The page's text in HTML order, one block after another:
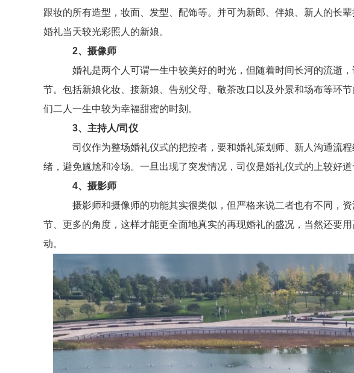
跟妆的所有造型，妆面、发型、配饰等。并可为新郎、伴娘、新人的长
婚礼当天较光彩照人的新娘。
2、摄像师
婚礼是两个人可谓一生中较美好的时光，但随着时间长河的流逝，
节。包括新娘化妆、接新娘、告别父母、敬茶改口以及外景和场布等环
们二人一生中较为幸福甜蜜的时刻。
3、主持人/司仪
司仪作为整场婚礼仪式的把控者，要和婚礼策划师、新人沟通流程
绪，避免尴尬和冷场。一旦出现了突发情况，司仪是婚礼仪式的上较好道
4、摄影师
摄影师和摄像师的功能其实很类似，但严格来说二者也有不同，资
节、更多的角度，这样才能更全面地真实的再现婚礼的盛况，当然还要
动。